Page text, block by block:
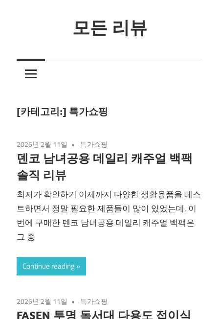
모든 리뷰
줄
뷰
[카테고리:] 특가쇼핑
2026년 2월 11일 특가쇼핑
덴코 남녀공용 데일리 캐주얼 백팩
솔직 리뷰
최저가 확인하기 이제까지 다양한 생활용품을 테스
트하면서 정말 필요한 제품들이 많이 있었는데, 이
번에 구매한 덴코 남녀공용 데일리 캐주얼 백팩은
그 중
Continue reading
2026년 2월 11일 특가쇼핑
FASEN 투명 독서대 다용도 접이식